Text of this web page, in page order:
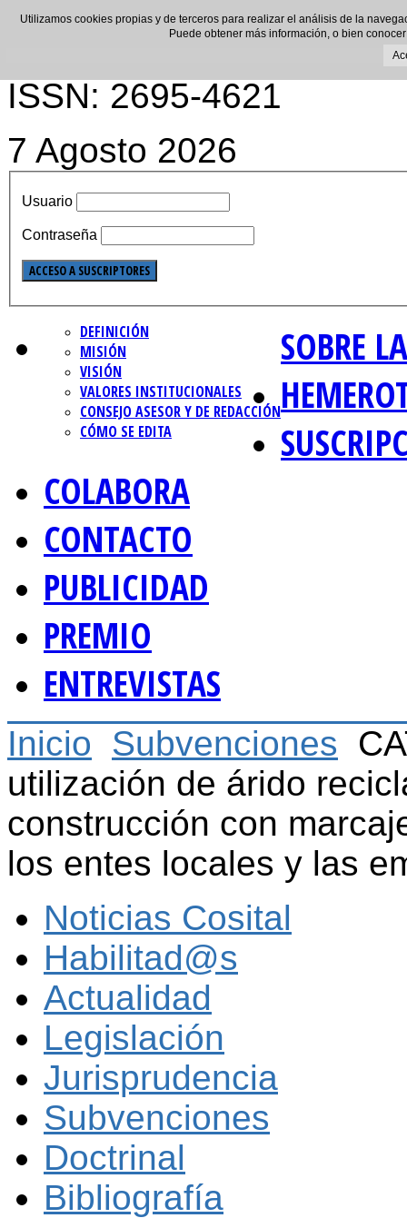
ISSN: 2695-4621
7 Agosto 2026
Usuario
Contraseña
SOBRE
DEFINICIÓN
MISIÓN
VISIÓN
VALORES INSTITUCIONALES
CONSEJO ASESOR Y DE REDACCIÓN
CÓMO SE EDITA
COLABORA
CONTACTO
PUBLICIDAD
PREMIO
ENTREVISTAS
Inicio Subvenciones
utilización de árido
construcción con
los entes locales y las
Noticias Cosital
Habilitad@s
Actualidad
Legislación
Jurisprudencia
Subvenciones
Doctrinal
Bibliografía
Utilizamos cookies propias y de terceros para realizar el análisis de la
Puede obtener más información, o bien